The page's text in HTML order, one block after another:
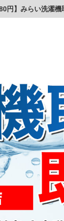
円】みらい洗濯機